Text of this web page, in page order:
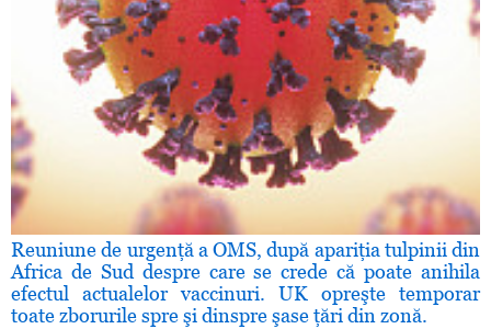
Reuniune de urgenţă a OMS, după apariţia tulpinii din
Africa de Sud despre care se crede că poate anihila
efectul actualelor vaccinuri. UK opreşte temporar
toate zborurile spre şi dinspre şase ţări din zonă.